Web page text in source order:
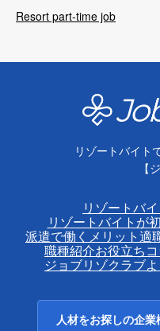
Resort part-time job
リゾートバイト
【
リゾートバ
リゾートバイトが
派遣で働くメリット適
職種紹介お役立ち
ジョブリゾクラブ
人材をお探しの企業